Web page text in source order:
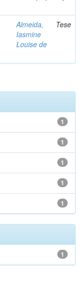
Almeida,
Iasmine
Louise de
Tese
1
1
1
1
1
1